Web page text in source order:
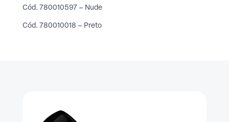
Cód. 780010597 – Nude
Cód. 780010018 – Preto